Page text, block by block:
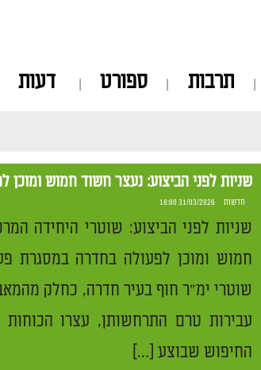
תרבות ספורט דעות
שניות לפני הביצוע: נעצר חשוד חמוש ומוכן
חדשות 31/03/2026 18:00
שניות לפני הביצוע: שוטרי היחידה
חמוש ומוכן לפעולה בחדרה במסגרת
שוטרי ימ"ר חוף בעיר חדרה, כחלק
עבירות טרם התרחשותן, עצרו
החיפוש שבוצע […]